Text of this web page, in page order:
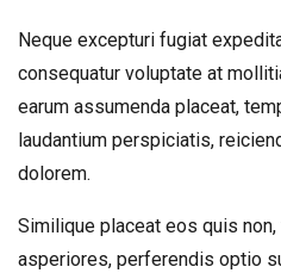
Neque excepturi fugiat
consequatur voluptate at
earum assumenda placeat,
laudantium perspiciatis,
dolorem.
Similique placeat eos quis
asperiores, perferendis optio